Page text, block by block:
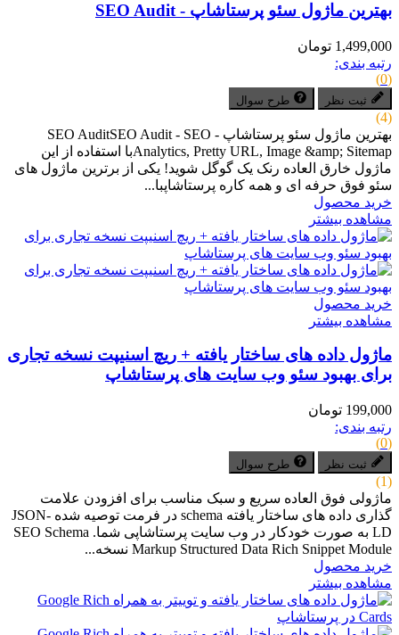
بهترین ماژول سئو پرستاشاپ - SEO Audit
1,499,000 تومان
رتبه بندی:
(0)
ثبت نظر طرح سوال
(4)
بهترین ماژول سئو پرستاشاپ - SEO AuditSEO Audit - SEO
Analytics, Pretty URL, Image &amp; Sitemapبا استفاده از این
ماژول خارق العاده رنک یک گوگل شوید! یکی از برترین ماژول های
سئو فوق حرفه ای و همه کاره پرستاشاپبا...
خرید محصول
مشاهده بیشتر
خرید محصول
مشاهده بیشتر
ماژول داده های ساختار یافته + ریچ اسنیپت نسخه تجاری
برای بهبود سئو وب سایت های پرستاشاپ
199,000 تومان
رتبه بندی:
(0)
ثبت نظر طرح سوال
(1)
ماژولی فوق العاده سریع و سبک مناسب برای افزودن علامت
گذاری داده های ساختار یافته schema در فرمت توصیه شده JSON-
LD به صورت خودکار در وب سایت پرستاشاپی شما. SEO Schema
Markup Structured Data Rich Snippet Module نسخه...
خرید محصول
مشاهده بیشتر